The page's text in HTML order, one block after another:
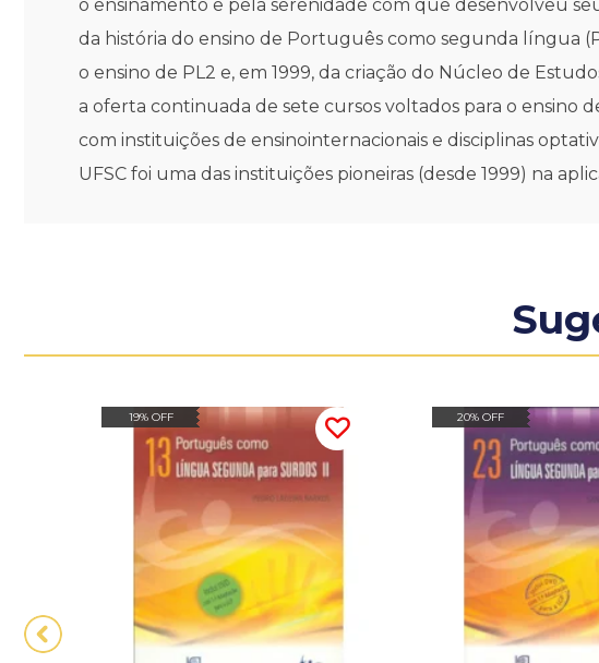
o ensinamento e pela serenidade com que desenvolveu
da história do ensino de Português como segunda língua
o ensino de PL2 e, em 1999, da criação do Núcleo de
a oferta continuada de sete cursos voltados para o ensino
com instituições de ensinointernacionais e disciplinas
UFSC foi uma das instituições pioneiras (desde 1999) na
19% OFF 20% OFF